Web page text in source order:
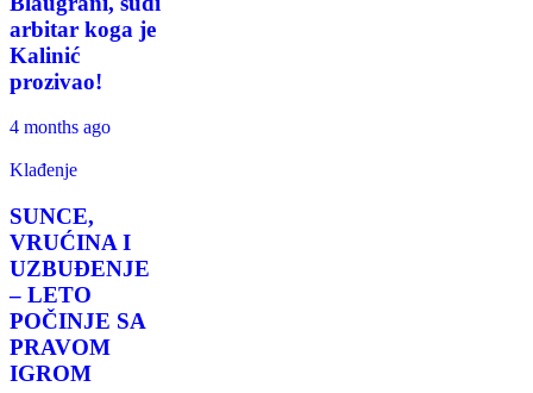
arbitar koga je
Kalinić
prozivao!
4 months ago
Klađenje
SUNCE,
VRUĆINA I
UZBUĐENJE
– LETO
POČINJE SA
PRAVOM
IGROM